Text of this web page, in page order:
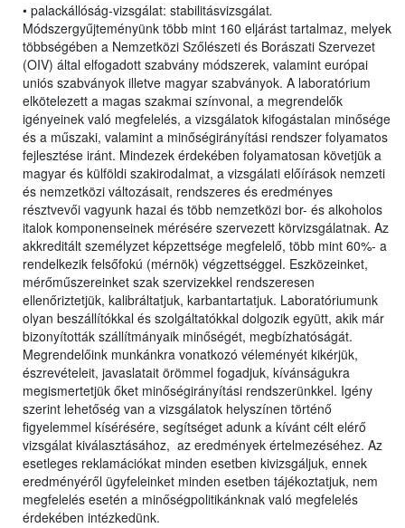
• palackállóság-vizsgálat: stabilitásvizsgálat.
Módszergyűjteményünk több mint 160 eljárást tartalmaz, melyek
többségében a Nemzetközi Szőlészeti és Borászati Szervezet
(OIV) által elfogadott szabvány módszerek, valamint európai
uniós szabványok illetve magyar szabványok. A laboratórium
elkötelezett a magas szakmai színvonal, a megrendelők
igényeinek való megfelelés, a vizsgálatok kifogástalan minősége
és a műszaki, valamint a minőségirányítási rendszer folyamatos
fejlesztése iránt. Mindezek érdekében folyamatosan követjük a
magyar és külföldi szakirodalmat, a vizsgálati előírások nemzeti
és nemzetközi változásait, rendszeres és eredményes
résztvevői vagyunk hazai és több nemzetközi bor- és alkoholos
italok komponenseinek mérésére szervezett körvizsgálatnak. Az
akkreditált személyzet képzettsége megfelelő, több mint 60%- a
rendelkezik felsőfokú (mérnök) végzettséggel. Eszközeinket,
mérőműszereinket szak szervizekkel rendszeresen
ellenőriztetjük, kalibráltatjuk, karbantartatjuk. Laboratóriumunk
olyan beszállítókkal és szolgáltatókkal dolgozik együtt, akik már
bizonyították szállítmányaik minőségét, megbízhatóságát.
Megrendelőink munkánkra vonatkozó véleményét kikérjük,
észrevételeit, javaslatait örömmel fogadjuk, kívánságukra
megismertetjük őket minőségirányítási rendszerünkkel. Igény
szerint lehetőség van a vizsgálatok helyszínen történő
figyelemmel kísérésére, segítséget adunk a kívánt célt elérő
vizsgálat kiválasztásához, az eredmények értelmezéséhez. Az
esetleges reklamációkat minden esetben kivizsgáljuk, ennek
eredményéről ügyfeleinket minden esetben tájékoztatjuk, nem
megfelelés esetén a minőségpolitikánknak való megfelelés
érdekében intézkedünk.